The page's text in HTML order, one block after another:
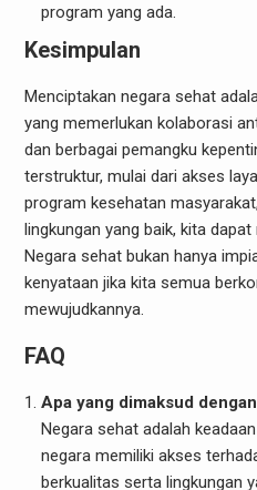
program yang ada.
Kesimpulan
Menciptakan negara sehat
yang memerlukan kolaborasi
dan berbagai pemangku
terstruktur, mulai dari akses
program kesehatan
lingkungan yang baik, kita
Negara sehat bukan hanya
kenyataan jika kita semua
mewujudkannya.
FAQ
Apa yang dimaksud
Negara sehat adalah
negara memiliki akses
berkualitas serta lingkungan